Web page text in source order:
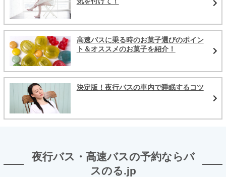
高速バスに乗る時のお菓子選びのポイン
ト＆オススメのお菓子を紹介！
決定版！夜行バスの車内で睡眠するコツ
夜行バス・高速バスの予約ならバ
スのる.jp